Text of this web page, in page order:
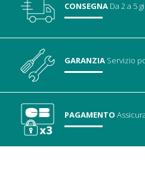
CONSEGNA Da 2 a 5
GARANZIA Servizio
PAGAMENTO